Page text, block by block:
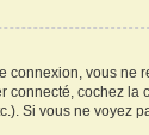
connexion, vous ne
connecté, cochez la
Si vous ne voyez